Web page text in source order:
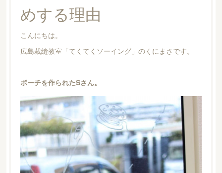
めする理由
こんにちは。
広島裁縫教室「てくてくソーイング」のくにまさです。
ポーチを作られたSさん。